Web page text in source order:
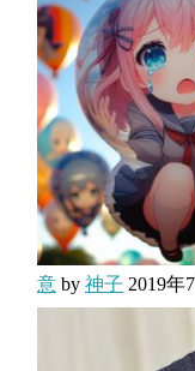
意 by 神子 2019年